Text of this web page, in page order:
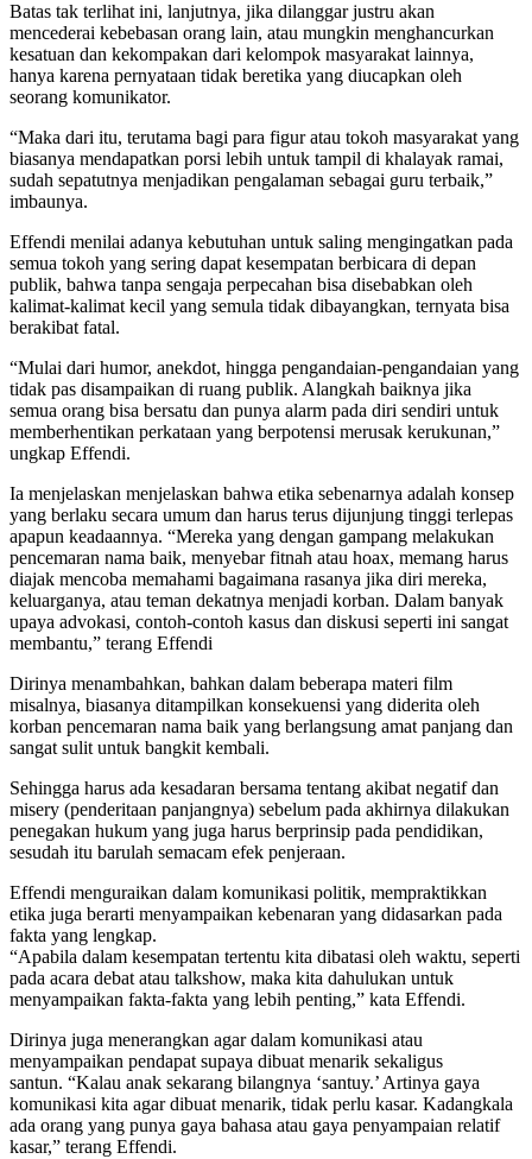
Batas tak terlihat ini, lanjutnya, jika dilanggar justru akan
mencederai kebebasan orang lain, atau mungkin menghancurkan
kesatuan dan kekompakan dari kelompok masyarakat lainnya,
hanya karena pernyataan tidak beretika yang diucapkan oleh
seorang komunikator.
“Maka dari itu, terutama bagi para figur atau tokoh masyarakat yang
biasanya mendapatkan porsi lebih untuk tampil di khalayak ramai,
sudah sepatutnya menjadikan pengalaman sebagai guru terbaik,”
imbaunya.
Effendi menilai adanya kebutuhan untuk saling mengingatkan pada
semua tokoh yang sering dapat kesempatan berbicara di depan
publik, bahwa tanpa sengaja perpecahan bisa disebabkan oleh
kalimat-kalimat kecil yang semula tidak dibayangkan, ternyata bisa
berakibat fatal.
“Mulai dari humor, anekdot, hingga pengandaian-pengandaian yang
tidak pas disampaikan di ruang publik. Alangkah baiknya jika
semua orang bisa bersatu dan punya alarm pada diri sendiri untuk
memberhentikan perkataan yang berpotensi merusak kerukunan,”
ungkap Effendi.
Ia menjelaskan menjelaskan bahwa etika sebenarnya adalah konsep
yang berlaku secara umum dan harus terus dijunjung tinggi terlepas
apapun keadaannya. “Mereka yang dengan gampang melakukan
pencemaran nama baik, menyebar fitnah atau hoax, memang harus
diajak mencoba memahami bagaimana rasanya jika diri mereka,
keluarganya, atau teman dekatnya menjadi korban. Dalam banyak
upaya advokasi, contoh-contoh kasus dan diskusi seperti ini sangat
membantu,” terang Effendi
Dirinya menambahkan, bahkan dalam beberapa materi film
misalnya, biasanya ditampilkan konsekuensi yang diderita oleh
korban pencemaran nama baik yang berlangsung amat panjang dan
sangat sulit untuk bangkit kembali.
Sehingga harus ada kesadaran bersama tentang akibat negatif dan
misery (penderitaan panjangnya) sebelum pada akhirnya dilakukan
penegakan hukum yang juga harus berprinsip pada pendidikan,
sesudah itu barulah semacam efek penjeraan.
Effendi menguraikan dalam komunikasi politik, mempraktikkan
etika juga berarti menyampaikan kebenaran yang didasarkan pada
fakta yang lengkap.
“Apabila dalam kesempatan tertentu kita dibatasi oleh waktu, seperti
pada acara debat atau talkshow, maka kita dahulukan untuk
menyampaikan fakta-fakta yang lebih penting,” kata Effendi.
Dirinya juga menerangkan agar dalam komunikasi atau
menyampaikan pendapat supaya dibuat menarik sekaligus
santun. “Kalau anak sekarang bilangnya ‘santuy.’ Artinya gaya
komunikasi kita agar dibuat menarik, tidak perlu kasar. Kadangkala
ada orang yang punya gaya bahasa atau gaya penyampaian relatif
kasar,” terang Effendi.